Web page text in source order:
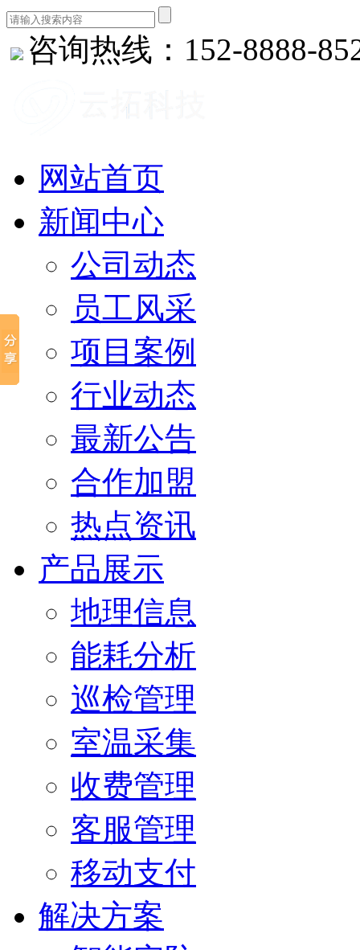
咨询热线：152-8888-
网站首页
新闻中心
公司动态
员工风采
项目案例
行业动态
最新公告
合作加盟
热点资讯
产品展示
地理信息
能耗分析
巡检管理
室温采集
收费管理
客服管理
移动支付
解决方案